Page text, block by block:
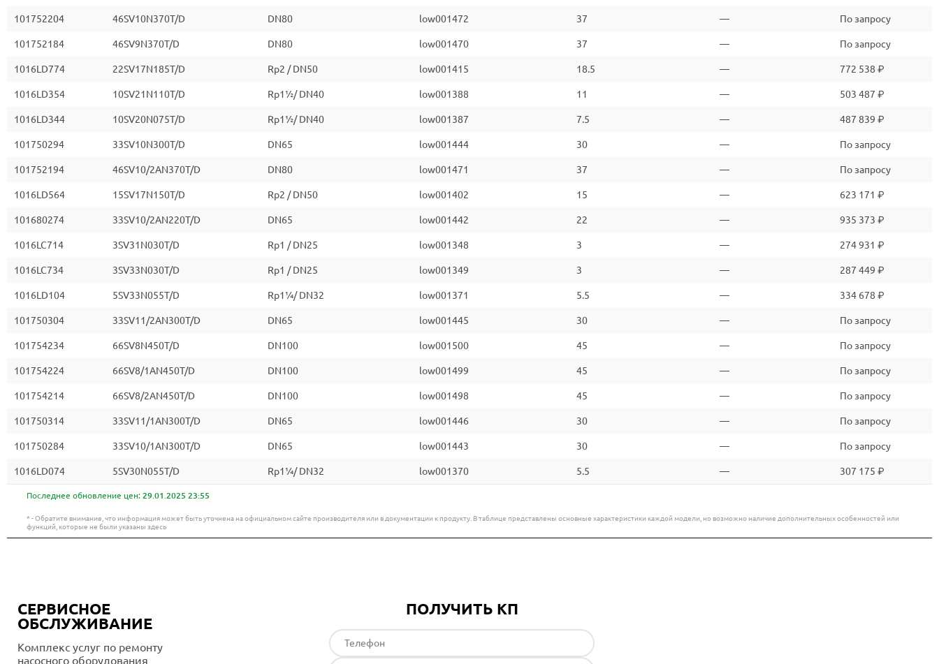
101752204 46SV10N370T/D DN80 low001472 37 — По запросу
101752184 46SV9N370T/D DN80 low001470 37 — По запросу
1016LD774 22SV17N185T/D Rp2 / DN50 low001415 18.5 — 772 538 ₽
1016LD354 10SV21N110T/D Rp1½/ DN40 low001388 11 — 503 487 ₽
1016LD344 10SV20N075T/D Rp1½/ DN40 low001387 7.5 — 487 839 ₽
101750294 33SV10N300T/D DN65 low001444 30 — По запросу
101752194 46SV10/2AN370T/D DN80 low001471 37 — По запросу
1016LD564 15SV17N150T/D Rp2 / DN50 low001402 15 — 623 171 ₽
101680274 33SV10/2AN220T/D DN65 low001442 22 — 935 373 ₽
1016LC714 3SV31N030T/D Rp1 / DN25 low001348 3 — 274 931 ₽
1016LC734 3SV33N030T/D Rp1 / DN25 low001349 3 — 287 449 ₽
1016LD104 5SV33N055T/D Rp1¼/ DN32 low001371 5.5 — 334 678 ₽
101750304 33SV11/2AN300T/D DN65 low001445 30 — По запросу
101754234 66SV8N450T/D DN100 low001500 45 — По запросу
101754224 66SV8/1AN450T/D DN100 low001499 45 — По запросу
101754214 66SV8/2AN450T/D DN100 low001498 45 — По запросу
101750314 33SV11/1AN300T/D DN65 low001446 30 — По запросу
101750284 33SV10/1AN300T/D DN65 low001443 30 — По запросу
1016LD074 5SV30N055T/D Rp1¼/ DN32 low001370 5.5 — 307 175 ₽
Последнее обновление цен: 29.01.2025 23:55
* - Обратите внимание, что информация может быть уточнена на официальном сайте производителя или в документации к продукту. В таблице представлены основные характеристики каждой модели, но возможно наличие дополнительных особенностей или
функций, которые не были указаны здесь
СЕРВИСНОЕ
ОБСЛУЖИВАНИЕ
Комплекс услуг по ремонту
насосного оборудования
ПОЛУЧИТЬ КП